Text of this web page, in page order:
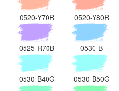
0520-Y70R 0520-Y80R
0525-R70B 0530-B
0530-B40G 0530-B50G